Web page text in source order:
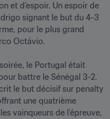
et d’espoir. Un espoir de
signant le but du 4-3
pour le plus grand
Octávio.
le Portugal était
battre le Sénégal 3-2.
le but décisif sur penalty
une quatrième
vainqueurs de l’épreuve,